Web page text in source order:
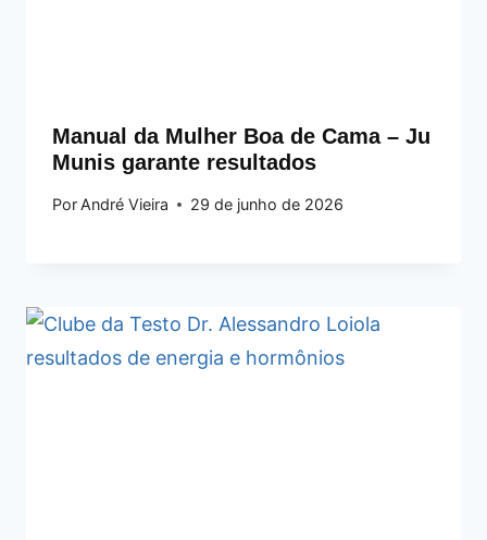
Manual da Mulher Boa de Cama – Ju
Munis garante resultados
Por André Vieira 29 de junho de 2026